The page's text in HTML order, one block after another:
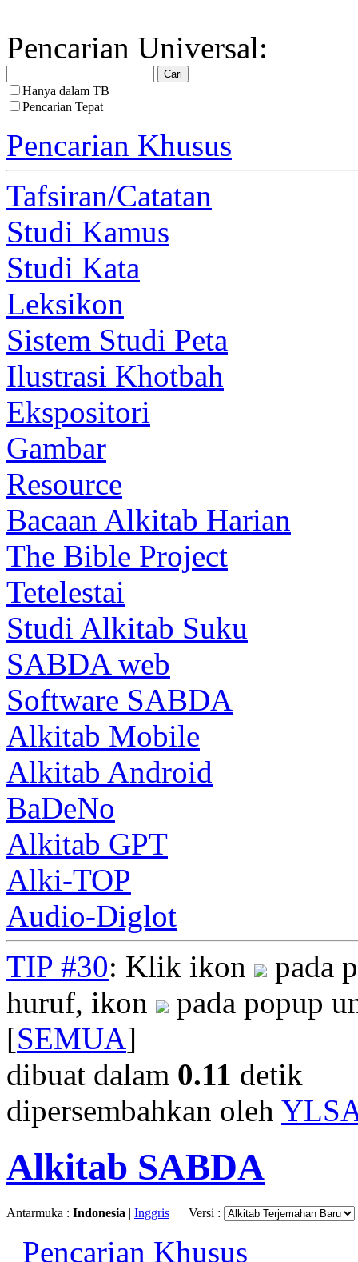
Pencarian Universal:
Hanya dalam TB
Pencarian Tepat
Pencarian Khusus
Tafsiran/Catatan
Studi Kamus
Studi Kata
Leksikon
Sistem Studi Peta
Ilustrasi Khotbah
Ekspositori
Gambar
Resource
Bacaan Alkitab Harian
The Bible Project
Tetelestai
Studi Alkitab Suku
SABDA web
Software SABDA
Alkitab Mobile
Alkitab Android
BaDeNo
Alkitab GPT
Alki-TOP
Audio-Diglot
TIP #30: Klik ikon
pada
huruf, ikon
pada popup
[SEMUA]
dibuat dalam 0.11 detik
dipersembahkan oleh
Alkitab SABDA
Antarmuka : Indonesia | Inggris Versi :
Pencarian Khusus